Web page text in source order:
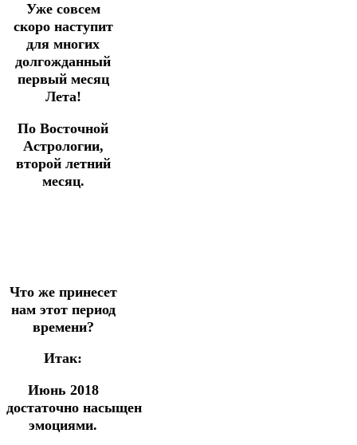
Уже совсем
скоро наступит
для многих
долгожданный
первый месяц
Лета!
По Восточной
Астрологии,
второй летний
месяц.
Что же принесет
нам этот период
времени?
Итак:
Июнь 2018
достаточно насыщен
эмоциями.